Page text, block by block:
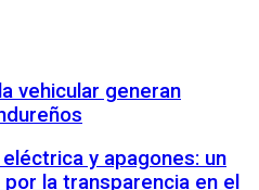
vehicular generan
y apagones: un
la transparencia en el